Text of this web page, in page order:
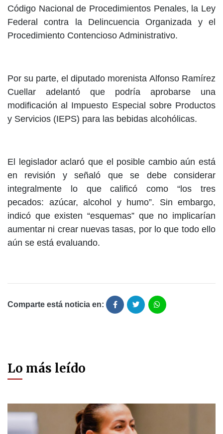
Código Nacional de Procedimientos Penales, la Ley
Federal contra la Delincuencia Organizada y el
Procedimiento Contencioso Administrativo.
Por su parte, el diputado morenista Alfonso Ramírez
Cuellar adelantó que podría aprobarse una
modificación al Impuesto Especial sobre Productos
y Servicios (IEPS) para las bebidas alcohólicas.
El legislador aclaró que el posible cambio aún está
en revisión y señaló que se debe considerar
integralmente lo que calificó como “los tres
pecados: azúcar, alcohol y humo”. Sin embargo,
indicó que existen “esquemas” que no implicarían
aumentar ni crear nuevas tasas, por lo que todo ello
aún se está evaluando.
Comparte está noticia en:
Lo más leído